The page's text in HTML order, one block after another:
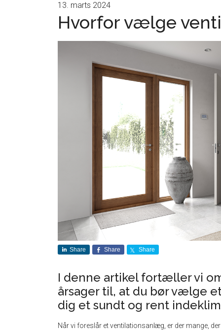
13. marts 2024
Hvorfor vælge
Share Share Share
I denne artikel fortæller vi
årsager til, at du bør vælge
dig et sundt og rent
Når vi foreslår et ventilationsanlæg, er der mange,